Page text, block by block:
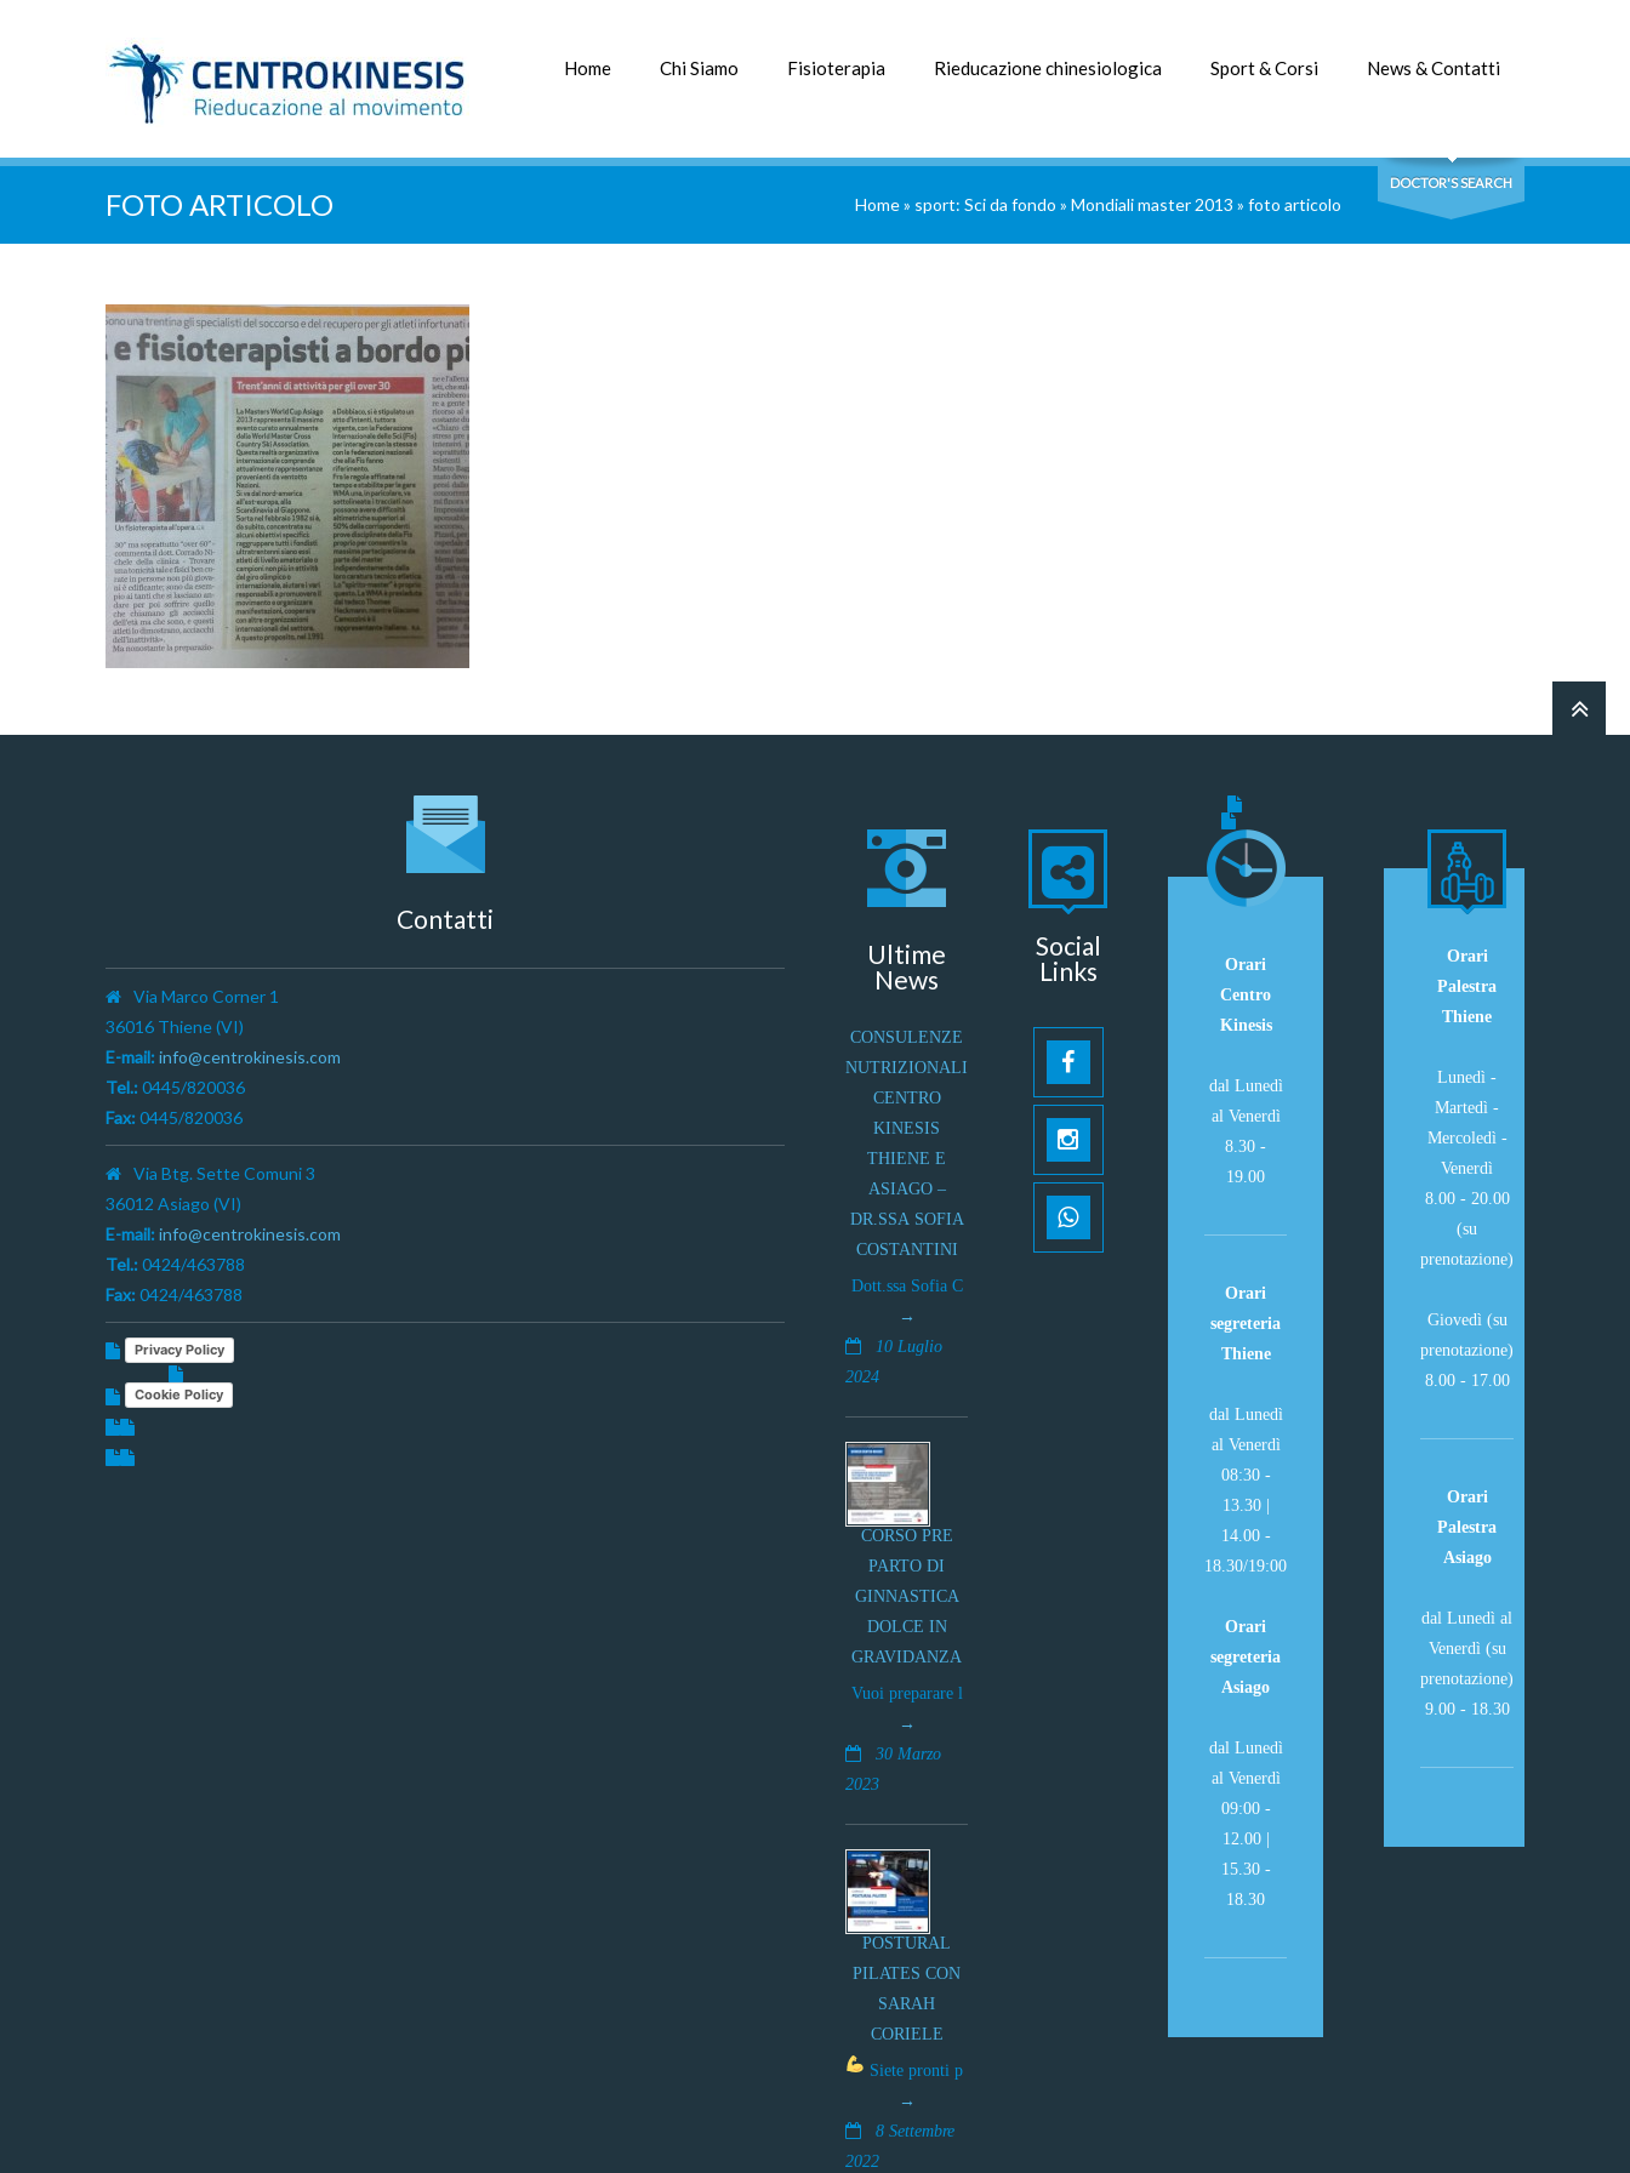
Home Chi Siamo Fisioterapia Rieducazione chinesiologica Sport & Corsi News & Contatti
DOCTOR'S SEARCH
FOTO ARTICOLO Home» sport: Sci da fondo » Mondiali master 2013 » foto articolo
Contatti
Via Marco Corner 1
36016 Thiene (VI)
E-mail: info@centrokinesis.com
Tel.: 0445/820036
Fax: 0445/820036
Via Btg. Sette Comuni 3
36012 Asiago (VI)
E-mail: info@centrokinesis.com
Tel.: 0424/463788
Fax: 0424/463788
Privacy Policy
Cookie Policy
Ultime
News
CONSULENZE
NUTRIZIONALI
CENTRO
KINESIS
THIENE E
ASIAGO –
DR.SSA SOFIA
COSTANTINI
Dott.ssa Sofia C
10 Luglio
2024
CORSO PRE
PARTO DI
GINNASTICA
DOLCE IN
GRAVIDANZA
Vuoi preparare l
30 Marzo
2023
POSTURAL
PILATES CON
SARAH
CORIELE
Siete pronti p
8 Settembre
2022
Social
Links
Orari
Centro
Kinesis
dal Lunedì
al Venerdì
8.30 -
19.00
Orari
segreteria
Thiene
dal Lunedì
al Venerdì
08:30 -
13.30 |
14.00 -
18.30/19:00
Orari
segreteria
Asiago
dal Lunedì
al Venerdì
09:00 -
12.00 |
15.30 -
18.30
Orari
Palestra
Thiene
Lunedì -
Martedì -
Mercoledì -
Venerdì
8.00 - 20.00
(su
prenotazione)
Giovedì (su
prenotazione)
8.00 - 17.00
Orari
Palestra
Asiago
dal Lunedì al
Venerdì (su
prenotazione)
9.00 - 18.30